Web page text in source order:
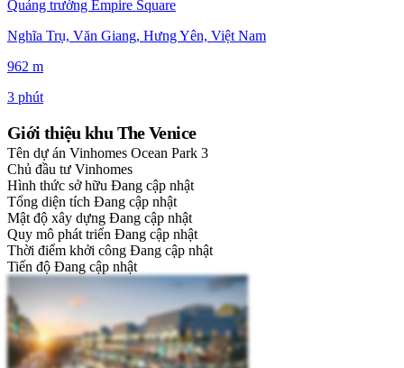
Quảng trường Empire Square
Nghĩa Trụ, Văn Giang, Hưng Yên, Việt Nam
962 m
3 phút
Giới thiệu khu The Venice
Tên dự án Vinhomes Ocean Park 3
Chủ đầu tư Vinhomes
Hình thức sở hữu Đang cập nhật
Tổng diện tích Đang cập nhật
Mật độ xây dựng Đang cập nhật
Quy mô phát triển Đang cập nhật
Thời điểm khởi công Đang cập nhật
Tiến độ Đang cập nhật